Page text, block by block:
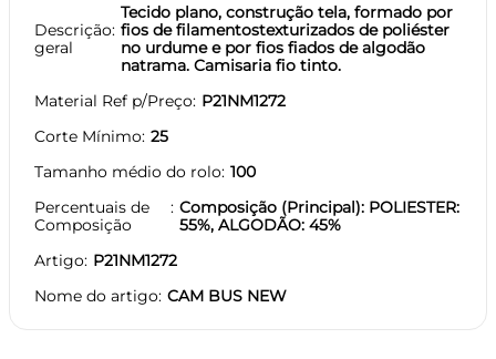
Descrição
geral
Tecido plano, construção tela, formado por
fios de filamentostexturizados de poliéster
no urdume e por fios fiados de algodão
natrama. Camisaria fio tinto.
Material Ref p/Preço P21NM1272
Corte Mínimo 25
Tamanho médio do rolo 100
Percentuais de
Composição
Composição (Principal): POLIESTER:
55%, ALGODÃO: 45%
Artigo P21NM1272
Nome do artigo CAM BUS NEW